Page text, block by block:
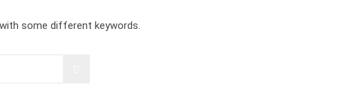
some different keywords.